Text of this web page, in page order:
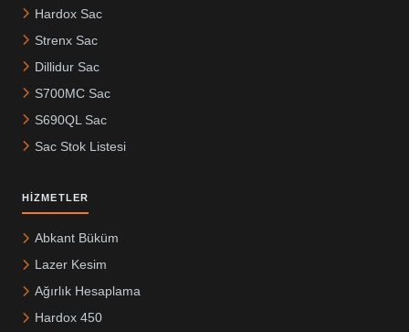
Hardox Sac
Strenx Sac
Dillidur Sac
S700MC Sac
S690QL Sac
Sac Stok Listesi
HIZMETLER
Abkant Büküm
Lazer Kesim
Ağırlık Hesaplama
Hardox 450